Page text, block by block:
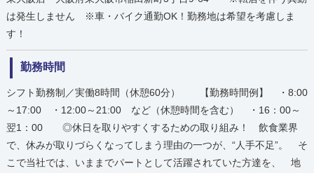
は発生しません ※車・バイク通勤OK！勤務地は希望を考慮しま
す！
勤務時間
シフト勤務制／実働8時間（休憩60分） 【勤務時間例】 ・8:00
～17:00 ・12:00～21:00 など（休憩時間を含む） ・16：00～
翌1：00 ◎休日を取りやすくするための取り組み！ 飲食業界
で、休みが取りづらくなってしまう理由の一つが、“人手不足”。 そ
こで当社では、いままでパートとして活躍されていた方達を、 地